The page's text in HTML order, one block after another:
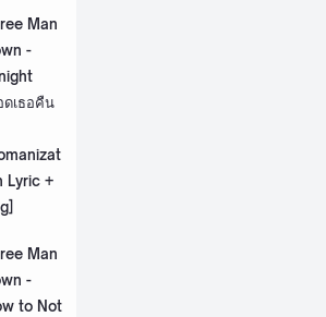
Man
-
ดเธอคืน
Lyric +
Man
-
to Not